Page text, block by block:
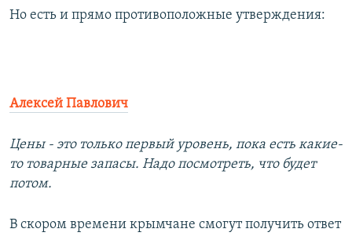
Но есть и прямо противоположные утверждения:
Алексей Павлович
Цены - это только первый уровень, пока есть какие-
то товарные запасы. Надо посмотреть, что будет
потом.
В скором времени крымчане смогут получить ответ